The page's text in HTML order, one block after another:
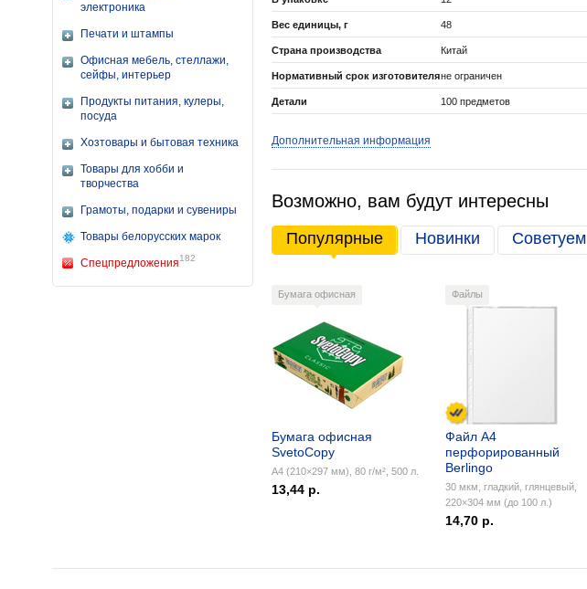
электроника
Печати и штампы
Офисная мебель, стеллажи,
сейфы, интерьер
Продукты питания, кулеры,
посуда
Хозтовары и бытовая техника
Товары для хобби и
творчества
Грамоты, подарки и сувениры
Товары белорусских марок
Спецпредложения182
Вес единицы, г 48
Страна производства Китай
Нормативный срок изготовителяне ограничен
Детали 100 предметов
Дополнительная информация
Возможно, вам будут интересны
Популярные Новинки Советуем
Бумага офисная
Бумага офисная
SvetoCopy
А4 (210×297 мм), 80 г/м², 500 л.
13,44 р.
Файлы
Файл А4
перфорированный
Berlingo
30 мкм, гладкий, глянцевый,
220×304 мм (до 100 л.)
14,70 р.